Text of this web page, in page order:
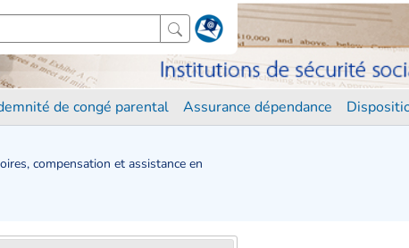
de congé parental Assurance dépendance
compensation et assistance en